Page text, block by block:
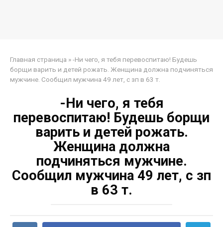
Главная страница »-Ни чего, я тебя перевоспитаю! Будешь
борщи варить и детей рожать. Женщина должна подчиняться
мужчине. Сообщил мужчина 49 лет, с зп в 63 т.
-Ни чего, я тебя
перевоспитаю! Будешь борщи
варить и детей рожать.
Женщина должна
подчиняться мужчине.
Сообщил мужчина 49 лет, с зп
в 63 т.